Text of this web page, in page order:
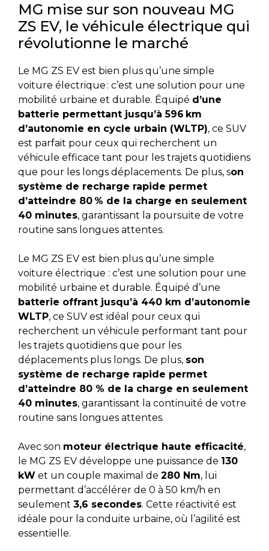
MG mise sur son nouveau MG
ZS EV, le véhicule électrique qui
révolutionne le marché
Le MG ZS EV est bien plus qu’une simple
voiture électrique : c’est une solution pour une
mobilité urbaine et durable. Équipé d’une
batterie permettant jusqu’à 596 km
d’autonomie en cycle urbain (WLTP), ce SUV
est parfait pour ceux qui recherchent un
véhicule efficace tant pour les trajets quotidiens
que pour les longs déplacements. De plus, son
système de recharge rapide permet
d’atteindre 80 % de la charge en seulement
40 minutes, garantissant la poursuite de votre
routine sans longues attentes.
Le MG ZS EV est bien plus qu’une simple
voiture électrique : c’est une solution pour une
mobilité urbaine et durable. Équipé d’une
batterie offrant jusqu’à 440 km d’autonomie
WLTP, ce SUV est idéal pour ceux qui
recherchent un véhicule performant tant pour
les trajets quotidiens que pour les
déplacements plus longs. De plus, son
système de recharge rapide permet
d’atteindre 80 % de la charge en seulement
40 minutes, garantissant la continuité de votre
routine sans longues attentes.
Avec son moteur électrique haute efficacité,
le MG ZS EV développe une puissance de 130
kW et un couple maximal de 280 Nm, lui
permettant d’accélérer de 0 à 50 km/h en
seulement 3,6 secondes. Cette réactivité est
idéale pour la conduite urbaine, où l’agilité est
essentielle.